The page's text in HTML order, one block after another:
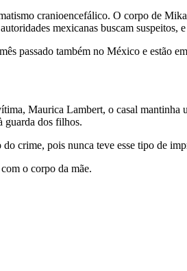
cranioencefálico. O corpo de
mexicanas buscam
passado também no México e estão
Maurica Lambert, o casal
guarda dos filhos.
crime, pois nunca teve esse tipo de
com o corpo da mãe.